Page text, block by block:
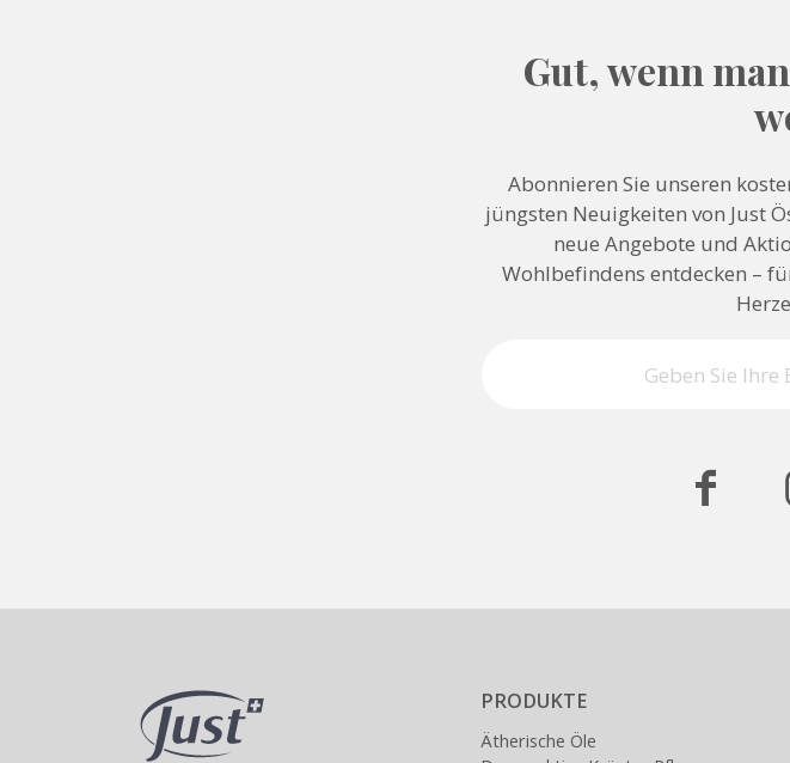
Gut, wenn
Abonnieren Sie unseren
jüngsten Neuigkeiten von Just
neue Angebote und
Wohlbefindens entdecken –
PRODUKTE
Ätherische Öle